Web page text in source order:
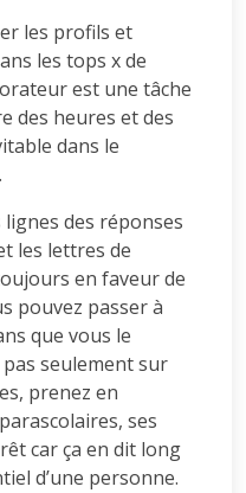
les profils et
les tops x de
est une tâche
des heures et des
dans le
lignes des réponses
les lettres de
en faveur de
pouvez passer à
que vous le
seulement sur
prenez en
ses
car ça en dit long
d’une personne.